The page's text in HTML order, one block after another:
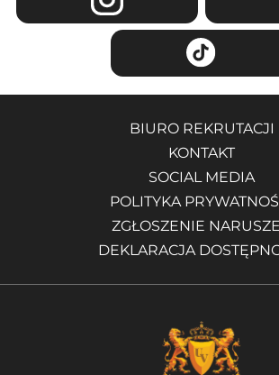
BIURO REKRUTACJI
KONTAKT
SOCIAL MEDIA
POLITYKA
ZGŁOSZENIE
DEKLARACJA